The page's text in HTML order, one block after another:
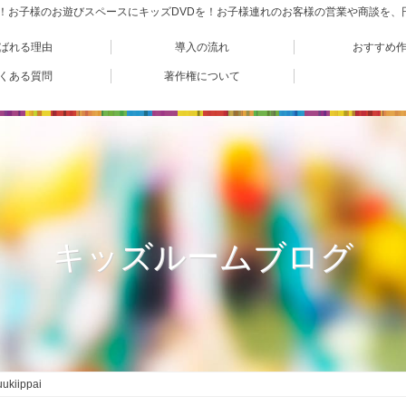
お子様のお遊びスペースにキッズDVDを！お子様連れのお客様の営業や商談を
れる理由 導入の流れ おすすめ
ある質問 著作権について
キッズルームブログ